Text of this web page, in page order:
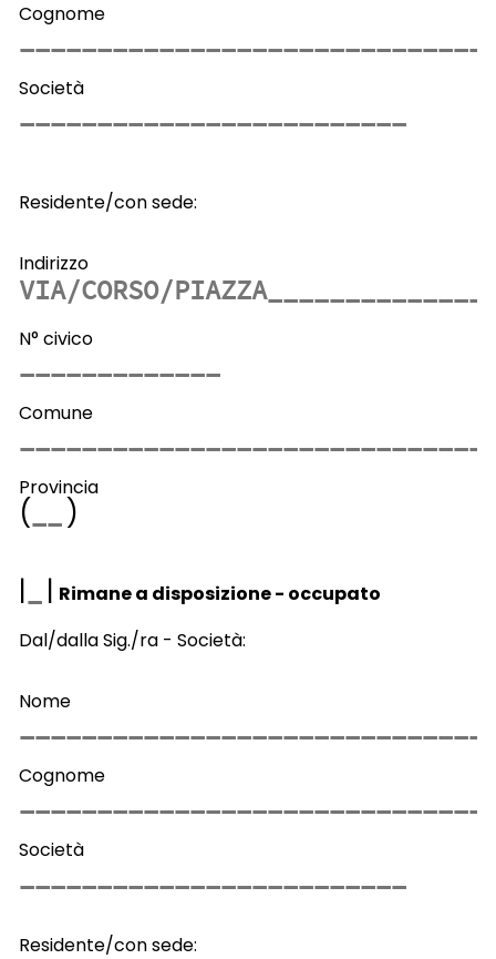
Cognome
Società
Residente/con sede:
Indirizzo
N° civico
Comune
Provincia
( )
| | Rimane a disposizione - occupato
Dal/dalla Sig./ra - Società:
Nome
Cognome
Società
Residente/con sede: